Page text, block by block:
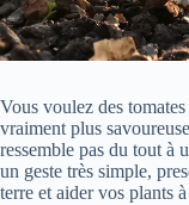
Vous voulez des
vraiment plus
ressemble pas du tout à
un geste très simple,
terre et aider vos plants